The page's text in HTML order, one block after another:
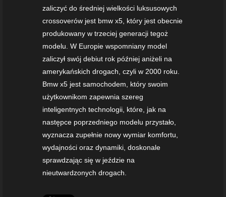
zaliczyć do średniej wielkości luksusowych
crossoverów jest bmw x5, który jest obecnie
produkowany w trzeciej generacji tegoż
modelu. W Europie wspomniany model
zaliczył swój debiut rok później aniżeli na
amerykańskich drogach, czyli w 2000 roku.
Bmw x5 jest samochodem, który swoim
użytkownikom zapewnia szereg
inteligentnych technologii, które, jak na
następce poprzedniego modelu przystało,
wyznacza zupełnie nowy wymiar komfortu,
wydajności oraz dynamiki, doskonale
sprawdzając się w jeździe na
nieutwardzonych drogach.